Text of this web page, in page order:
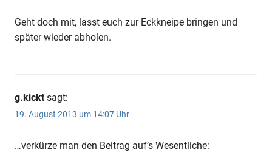
Geht doch mit, lasst euch zur Eckkneipe bringen und
später wieder abholen.
g.kickt sagt:
19. August 2013 um 14:07 Uhr
…verkürze man den Beitrag auf’s Wesentliche: